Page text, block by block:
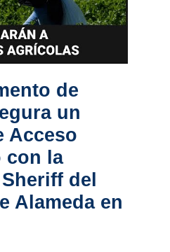
de
un
Acceso
con la
del
Alameda en